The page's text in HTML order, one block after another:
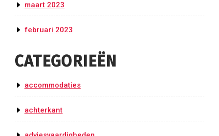
maart 2023
februari 2023
CATEGORIEËN
accommodaties
achterkant